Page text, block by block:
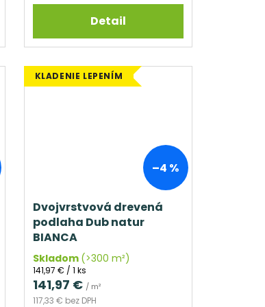
Detail
KLADENIE LEPENÍM
–4 %
Dvojvrstvová drevená
podlaha Dub natur
BIANCA
Skladom (>300 m²)
117,33 € bez DPH
141,97 € / m²
Jednotková
cena:
141,97 € / 1 ks